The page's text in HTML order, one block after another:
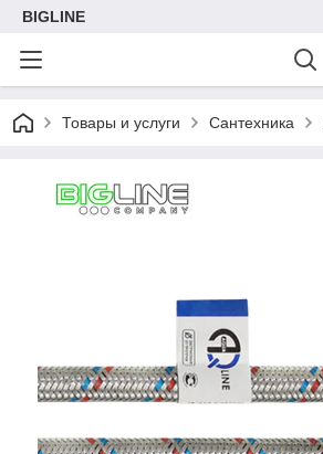
BIGLINE
Товары и услуги Сантехника